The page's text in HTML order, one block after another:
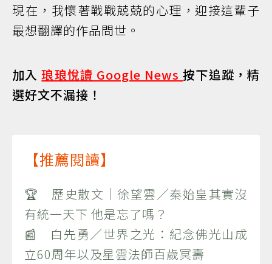
現在，我懷著戰戰兢兢的心理，迎接這輩子
最想翻譯的作品問世。
加入琅琅悅讀 Google News按下追蹤，精
選好文不漏接！
【推薦閱讀】
🏆 歷史散文｜徐望雲／秦始皇其實沒
有統一天下 他是忘了嗎？
📰 白先勇／世界之光：紀念佛光山成
立60周年以及星雲法師百歲冥壽